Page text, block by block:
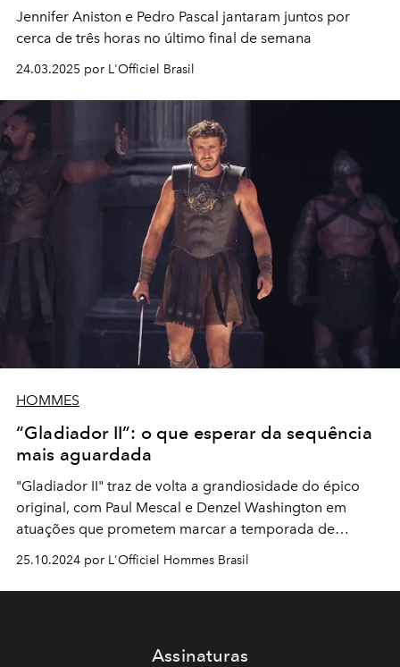
Jennifer Aniston e Pedro Pascal jantaram juntos por
cerca de três horas no último final de semana
24.03.2025 por L'Officiel Brasil
HOMMES
“Gladiador II”: o que esperar da sequência
mais aguardada
"Gladiador II" traz de volta a grandiosidade do épico
original, com Paul Mescal e Denzel Washington em
atuações que prometem marcar a temporada de
25.10.2024 por L'Officiel Hommes Brasil
Assinaturas